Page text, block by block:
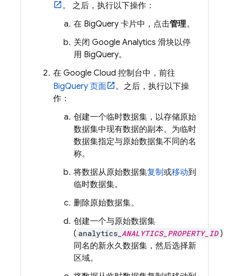
。 之后，执行以下操作：
在 BigQuery 卡片中，点击管理。
关闭 Google Analytics 滑块以停
用 BigQuery。
在 Google Cloud 控制台中，前往
BigQuery 页面
。之后，执行以下操
作：
创建一个临时数据集，以存储原始
数据集中现有数据的副本。为临时
数据集指定与原始数据集不同的名
称。
将数据从原始数据集复制或移动到
临时数据集。
删除原始数据集。
创建一个与原始数据集
( analytics_ ANALYTICS_PROPERTY_ID )
同名的新永久数据集，然后选择新
区域。